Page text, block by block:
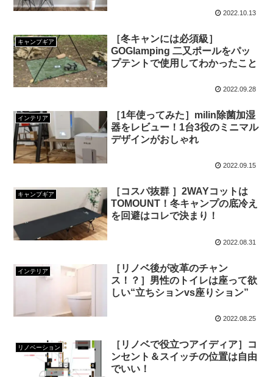
2022.10.13
キャンプギア
［冬キャンには必須級］
GOGlamping 二又ポールをパッ
プテントで使用してわかったこと
2022.09.28
インテリア
［1年使ってみた］milin除菌加湿
器をレビュー！1台3役のミニマル
デザインがおしゃれ
2022.09.15
キャンプギア
［コスパ抜群 ］2WAYコットは
TOMOUNT！冬キャンプの底冷え
を回避はコレで決まり！
2022.08.31
インテリア
［リノベ後が改革のチャン
ス！？］男性のトイレは座って欲
しい“立ちションvs座りション”
2022.08.25
リノベーション
［リノベで役立つアイディア］コ
ンセント＆スイッチの位置は自由
でいい！